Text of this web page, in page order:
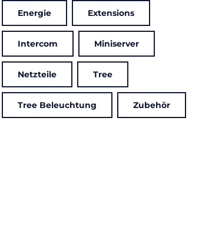
Energie Extensions
Intercom Miniserver
Netzteile Tree
Tree Beleuchtung Zubehör